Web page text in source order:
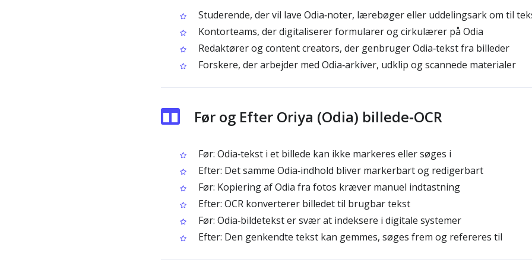
Studerende, der vil lave Odia‑noter, lærebøger eller uddelingsark om til
Kontorteams, der digitaliserer formularer og cirkulærer på Odia
Redaktører og content creators, der genbruger Odia‑tekst fra billeder
Forskere, der arbejder med Odia‑arkiver, udklip og scannede materialer
Før og Efter Oriya (Odia) billede‑OCR
Før: Odia‑tekst i et billede kan ikke markeres eller søges i
Efter: Det samme Odia‑indhold bliver markerbart og redigerbart
Før: Kopiering af Odia fra fotos kræver manuel indtastning
Efter: OCR konverterer billedet til brugbar tekst
Før: Odia‑bildetekst er svær at indeksere i digitale systemer
Efter: Den genkendte tekst kan gemmes, søges frem og refereres til